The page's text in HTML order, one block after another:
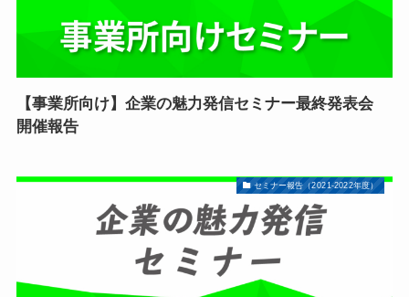
【事業所向け】企業の魅力発信セミナー最終発表会
開催報告
セミナー報告（2021-2022年度）